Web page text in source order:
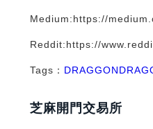
Medium:https://
Reddit:https://
Tags： DRAGGON
芝麻開門交易所